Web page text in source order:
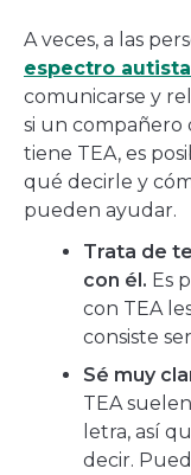
A veces, a las
espectro autista
comunicarse y
si un compañero
tiene TEA, es
qué decirle y
pueden ayudar.
Trata de
con él. Es
con TEA
consiste ser
Sé muy
TEA
letra, así
decir.